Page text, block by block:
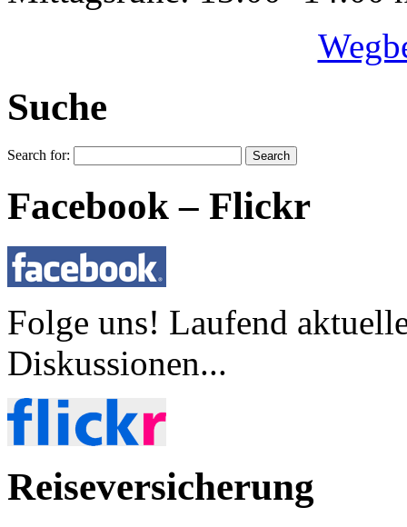
Suche
Search for:
Facebook – Flickr
Folge uns! Laufend
Diskussionen...
Reiseversicherung